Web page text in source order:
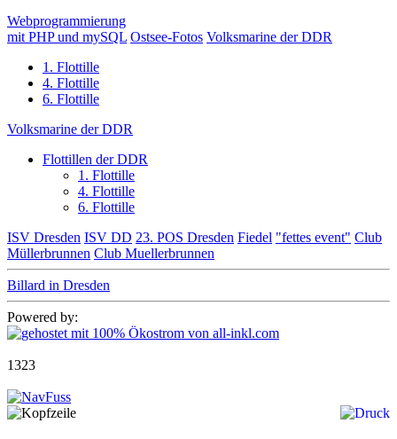
Webprogrammierung
mit PHP und mySQL Ostsee-Fotos Volksmarine der DDR
1. Flottille
4. Flottille
6. Flottille
Volksmarine der DDR
Flottillen der DDR
1. Flottille
4. Flottille
6. Flottille
ISV Dresden ISV DD 23. POS Dresden Fiedel "fettes event" Club
Müllerbrunnen Club Muellerbrunnen
Billard in Dresden
Powered by:
1323